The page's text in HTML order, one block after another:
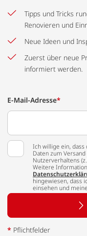
Tipps und Tricks
Renovieren und
Neue Ideen und
Zuerst über neue
informiert werden.
E-Mail-Adresse*
Ich willige ein,
Daten zum
Nutzerverhaltens
Weitere
hingewiesen, dass
einsehen und
* Pflichtfelder